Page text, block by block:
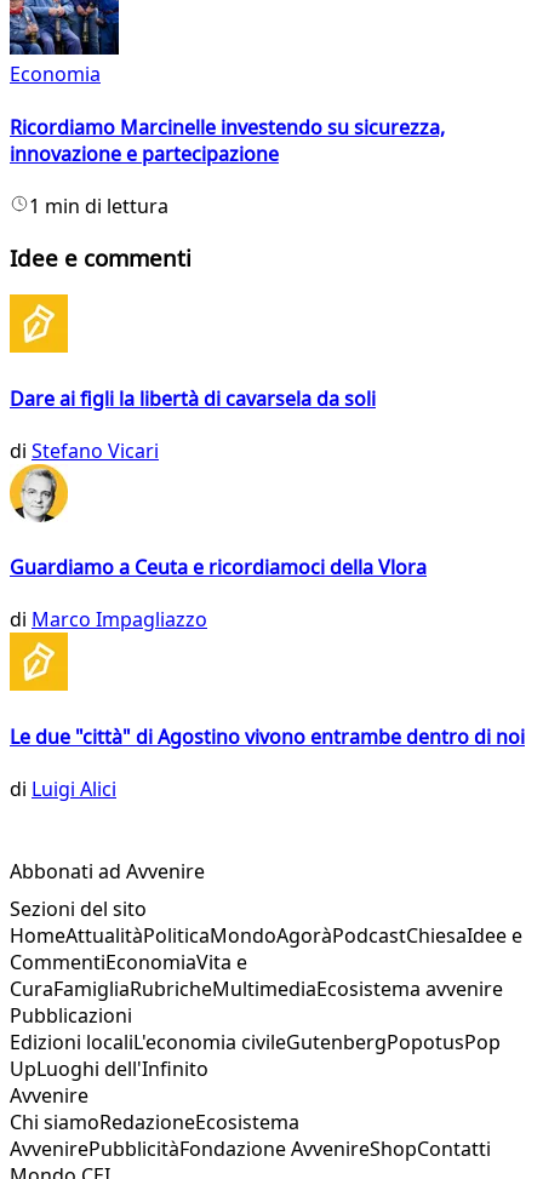
Economia
Ricordiamo Marcinelle investendo su sicurezza,
innovazione e partecipazione
1 min di lettura
Idee e commenti
Dare ai figli la libertà di cavarsela da soli
di Stefano Vicari
Guardiamo a Ceuta e ricordiamoci della Vlora
di Marco Impagliazzo
Le due "città" di Agostino vivono entrambe dentro di noi
di Luigi Alici
Abbonati ad Avvenire
Sezioni del sito
HomeAttualitàPoliticaMondoAgoràPodcastChiesaIdee e
CommentiEconomiaVita e
CuraFamigliaRubricheMultimediaEcosistema avvenire
Pubblicazioni
Edizioni localiL'economia civileGutenbergPopotusPop
UpLuoghi dell'Infinito
Avvenire
Chi siamoRedazioneEcosistema
AvvenirePubblicitàFondazione AvvenireShopContatti